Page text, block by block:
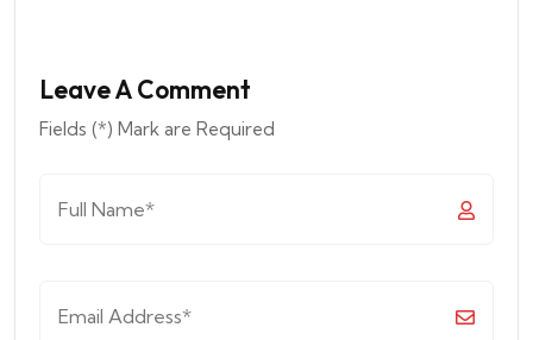
Leave A Comment
Fields (*) Mark are Required